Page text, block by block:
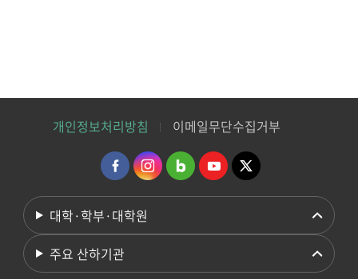
개인정보처리방침 이메일무단수집거부
대학·학부·대학원
주요 산하기관